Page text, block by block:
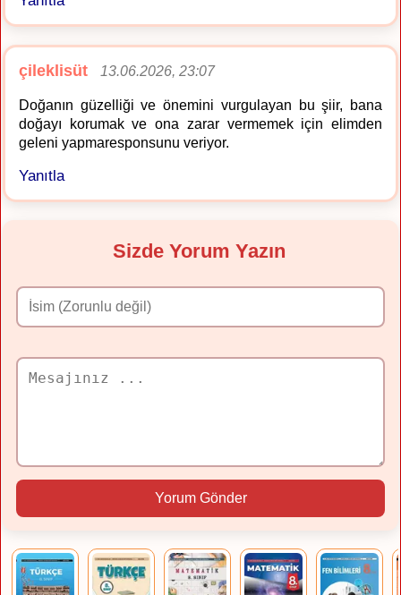
çileklisüt 13.06.2026, 23:07
Doğanın güzelliği ve önemini vurgulayan bu şiir, bana
doğayı korumak ve ona zarar vermemek için elimden
geleni yapmaresponsunu veriyor.
Yanıtla
Sizde Yorum Yazın
Yorum Gönder